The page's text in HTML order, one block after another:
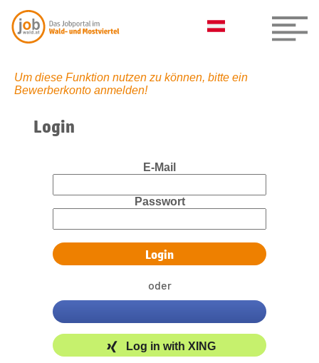
Um diese Funktion nutzen zu können, bitte ein
Bewerberkonto anmelden!
Login
E-Mail
Passwort
oder
Log in with XING